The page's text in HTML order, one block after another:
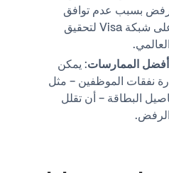
بسبب عدم توافق
التاجر. تعمل Kashio على شبكة Visa لتحقيق
الممارسات: يمكن
نفقات الموظفين - مثل
البطاقة - أن تقلل